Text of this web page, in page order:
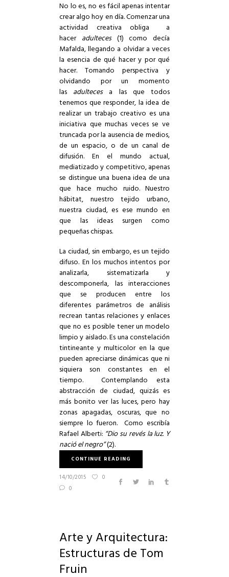
No lo es, no es fácil apenas intentar
crear algo hoy en día. Comenzar una
actividad creativa obliga a
hacer adulteces (1) como decía
Mafalda, llegando a olvidar a veces
la esencia de qué hacer y por qué
hacer. Tomando perspectiva y
olvidando por un momento
las adultecesa las que todos
tenemos que responder, la idea de
realizar un trabajo creativo es una
iniciativa que muchas veces se ve
truncada por la ausencia de medios,
de un espacio, o de un canal de
difusión. En el mundo actual,
mediatizado y competitivo, apenas
se distingue una buena idea de una
que hace mucho ruido. Nuestro
hábitat, nuestro tejido urbano,
nuestra ciudad, es ese mundo en
que las ideas surgen como
pequeñas chispas.
La ciudad, sin embargo, es un tejido
difuso. En los muchos intentos por
analizarla, sistematizarla y
descomponerla, las interacciones
que se producen entre los
diferentes parámetros de análisis
recrean tantas relaciones y enlaces
que no es posible tener un modelo
limpio y aislado. Es una constelación
tintineante y multicolor en la que
pueden apreciarse dinámicas que ni
siquiera son constantes en el
tiempo. Contemplando esta
abstracción de ciudad, quizás es
más bonito ver las luces, pero hay
zonas apagadas, oscuras, que no
siempre lo fueron. Como escribía
Rafael Alberti: “Dio su revés la luz. Y
nació el negro”(2).
CONTINUE READING
14/10/2015
0
0
Arte y Arquitectura:
Estructuras de Tom
Fruin